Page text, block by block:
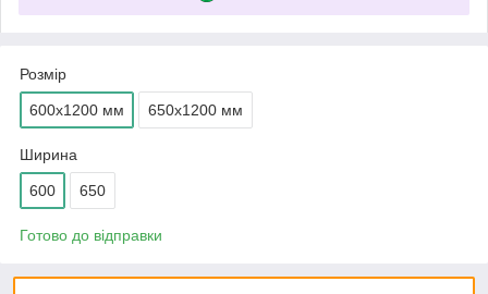
Розмір
600х1200 мм 650х1200 мм
Ширина
600 650
Готово до відправки